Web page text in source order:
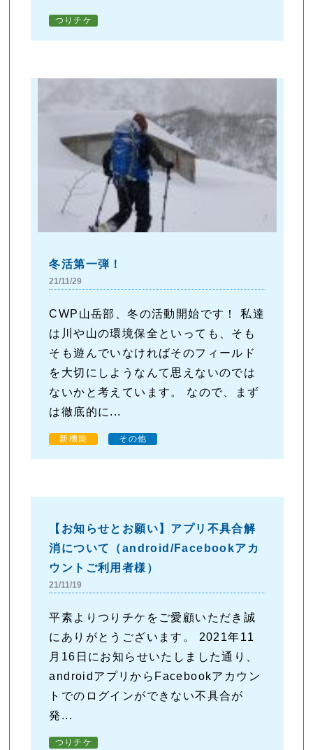
つりチケ
冬活第一弾！
21/11/29
CWP山岳部、冬の活動開始です！ 私達
は川や山の環境保全といっても、そも
そも遊んでいなければそのフィールド
を大切にしようなんて思えないのでは
ないかと考えています。 なので、まず
は徹底的に...
新機能 その他
【お知らせとお願い】アプリ不具合解
消について（android/Facebookアカ
ウントご利用者様）
21/11/19
平素よりつりチケをご愛顧いただき誠
にありがとうございます。 2021年11
月16日にお知らせいたしました通り、
androidアプリからFacebookアカウン
トでのログインができない不具合が
発...
つりチケ